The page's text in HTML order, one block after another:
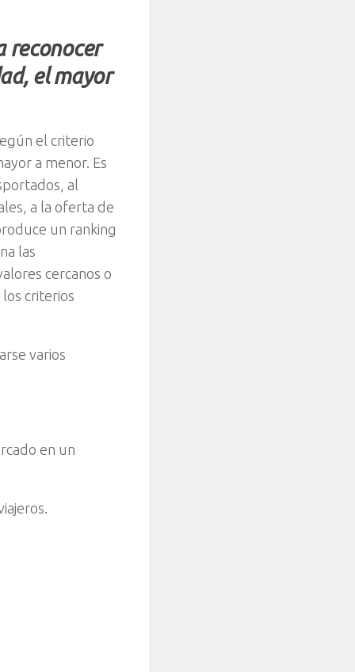
reconocer
el mayor
el criterio
a menor. Es
al
a la oferta de
un ranking
las
cercanos o
criterios
varios
en un